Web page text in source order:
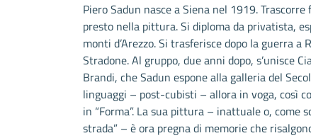
Piero Sadun nasce a Siena nel 1919.
presto nella pittura. Si diploma da privatista,
monti d’Arezzo. Si trasferisce dopo la guerra a
Stradone. Al gruppo, due anni dopo, s’unisce
Brandi, che Sadun espone alla galleria del
linguaggi – post-cubisti – allora in voga, così
in “Forma”. La sua pittura – inattuale o,
strada” – è ora pregna di memorie che